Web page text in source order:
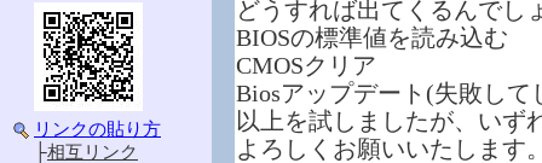
リンクの貼り方
├相互リンク
どうすれば出てくるんでし
BIOSの標準値を読み込む
CMOSクリア
Biosアップデート(失敗して
以上を試しましたが、いず
よろしくお願いいたします